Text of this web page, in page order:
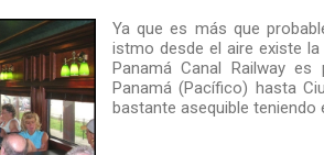
Ya que es más que
istmo desde el aire existe
Panamá Canal Railway
Panamá (Pacífico) hasta
bastante asequible teniendo